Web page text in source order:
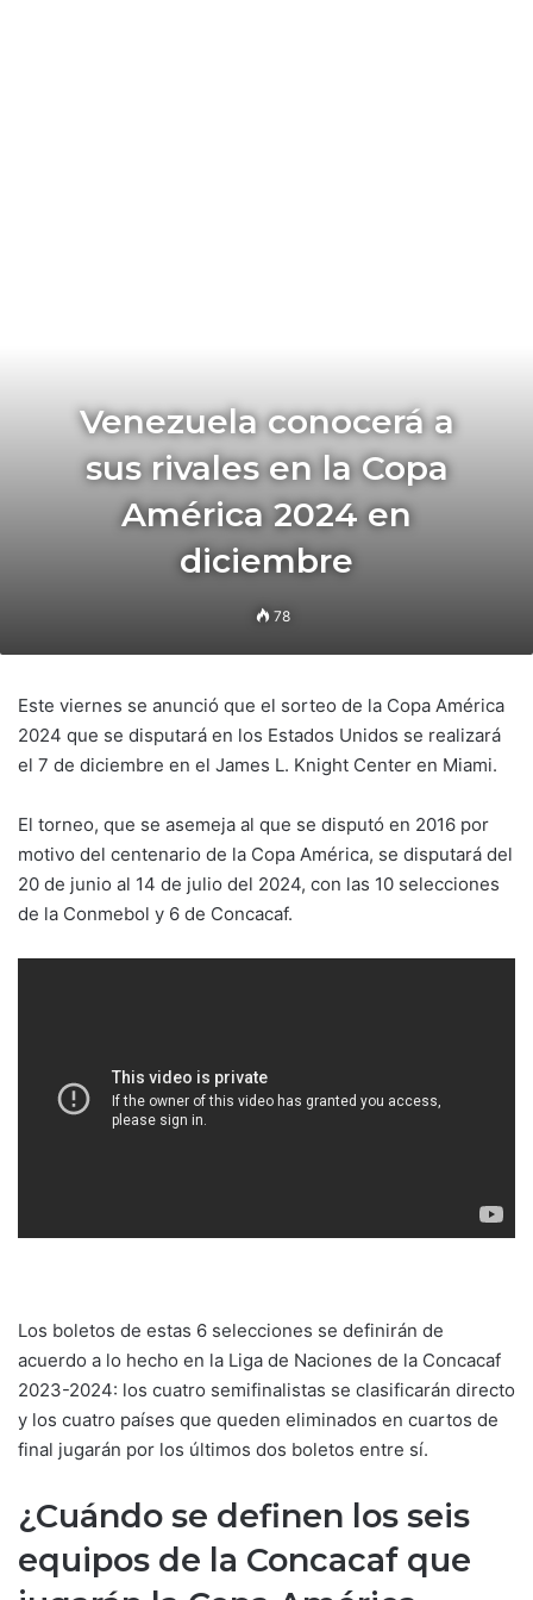
Venezuela conocerá a
sus rivales en la Copa
América 2024 en
diciembre
78
Este viernes se anunció que el sorteo de la Copa América
2024 que se disputará en los Estados Unidos se realizará
el 7 de diciembre en el James L. Knight Center en Miami.
El torneo, que se asemeja al que se disputó en 2016 por
motivo del centenario de la Copa América, se disputará del
20 de junio al 14 de julio del 2024, con las 10 selecciones
de la Conmebol y 6 de Concacaf.
Los boletos de estas 6 selecciones se definirán de
acuerdo a lo hecho en la Liga de Naciones de la Concacaf
2023-2024: los cuatro semifinalistas se clasificarán directo
y los cuatro países que queden eliminados en cuartos de
final jugarán por los últimos dos boletos entre sí.
¿Cuándo se definen los seis
equipos de la Concacaf que